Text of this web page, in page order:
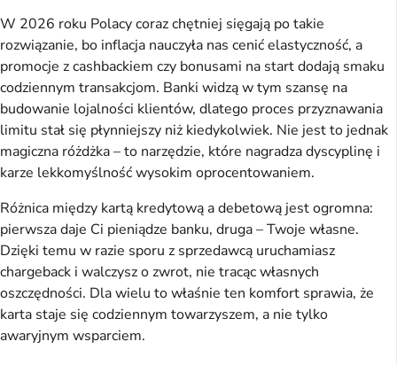
W 2026 roku Polacy coraz chętniej sięgają po takie
rozwiązanie, bo inflacja nauczyła nas cenić elastyczność, a
promocje z cashbackiem czy bonusami na start dodają smaku
codziennym transakcjom. Banki widzą w tym szansę na
budowanie lojalności klientów, dlatego proces przyznawania
limitu stał się płynniejszy niż kiedykolwiek. Nie jest to jednak
magiczna różdżka – to narzędzie, które nagradza dyscyplinę i
karze lekkomyślność wysokim oprocentowaniem.
Różnica między kartą kredytową a debetową jest ogromna:
pierwsza daje Ci pieniądze banku, druga – Twoje własne.
Dzięki temu w razie sporu z sprzedawcą uruchamiasz
chargeback i walczysz o zwrot, nie tracąc własnych
oszczędności. Dla wielu to właśnie ten komfort sprawia, że
karta staje się codziennym towarzyszem, a nie tylko
awaryjnym wsparciem.